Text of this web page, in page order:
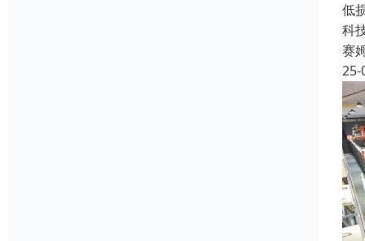
低
科
赛
25-